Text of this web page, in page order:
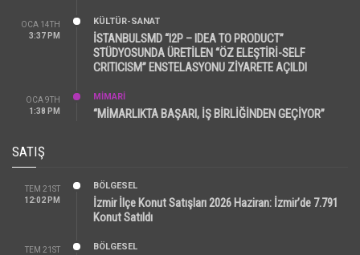
OCA 14TH
3:37 PM
KÜLTÜR-SANAT
İSTANBULSMD “I2P – IDEA TO PRODUCT”
STÜDYOSUNDA ÜRETİLEN “ÖZ ELEŞTİRİ-SELF
CRITICISM” ENSTELASYONU ZİYARETE AÇILDI
OCA 9TH
1:38 PM
MİMARİ
“MİMARLIKTA BAŞARI, İŞ BİRLİĞİNDEN GEÇİYOR”
SATIŞ
TEM 21ST
12:02 PM
BÖLGESEL
İzmir İlçe Konut Satışları 2026 Haziran: İzmir’de 7.791
Konut Satıldı
TEM 21ST
BÖLGESEL